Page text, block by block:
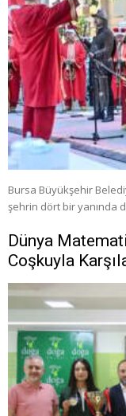
Bursa Büyükşehir
şehrin dört bir yanında
Dünya
Coşkuyla